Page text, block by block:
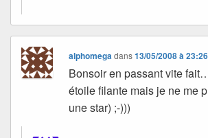
alphomegadans13/05/2008 à 23:26
Bonsoir en passant vite
étoile filante mais je ne me
une star) ;-)))